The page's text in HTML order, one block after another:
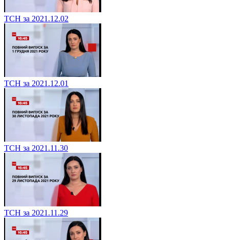
ТСН за 2021.12.02
ТСН за 2021.12.01
ТСН за 2021.11.30
ТСН за 2021.11.29